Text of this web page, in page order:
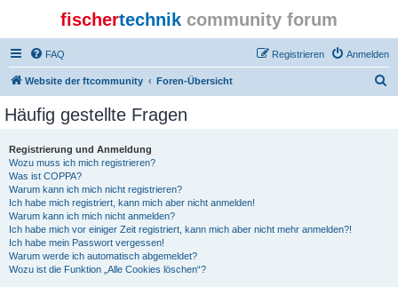
fischertechnik community forum
FAQ Anmelden
Registrieren
Website der ftcommunity Foren-Übersicht
Häufig gestellte Fragen
Registrierung und Anmeldung
Wozu muss ich mich registrieren?
Was ist COPPA?
Warum kann ich mich nicht registrieren?
Ich habe mich registriert, kann mich aber nicht anmelden!
Warum kann ich mich nicht anmelden?
Ich habe mich vor einiger Zeit registriert, kann mich aber nicht mehr anmelden?!
Ich habe mein Passwort vergessen!
Warum werde ich automatisch abgemeldet?
Wozu ist die Funktion „Alle Cookies löschen“?